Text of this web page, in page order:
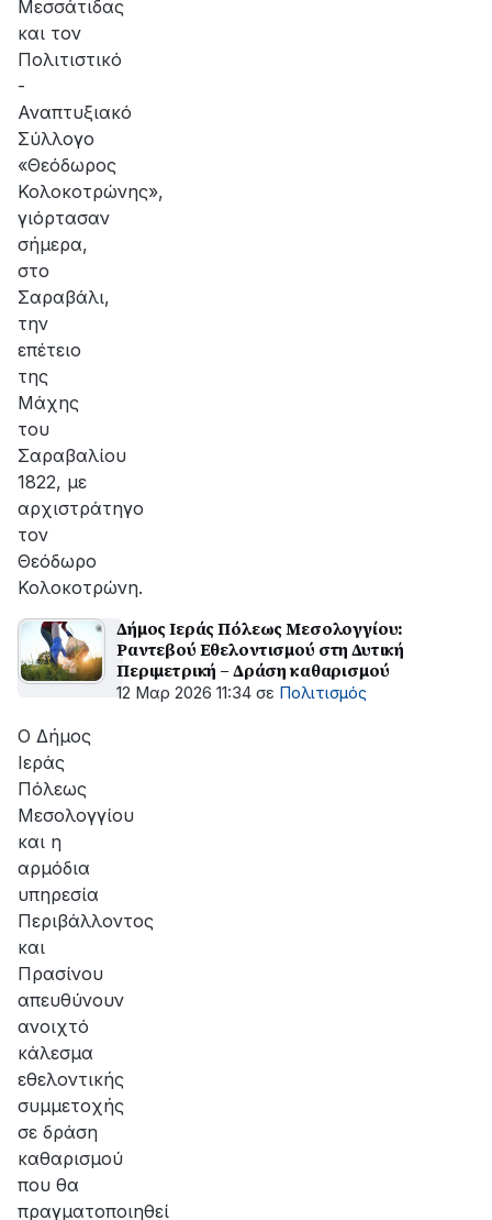
Μεσσάτιδας
και τον
Πολιτιστικό
-
Αναπτυξιακό
Σύλλογο
«Θεόδωρος
Κολοκοτρώνης»,
γιόρτασαν
σήμερα,
στο
Σαραβάλι,
την
επέτειο
της
Μάχης
του
Σαραβαλίου
1822, με
αρχιστράτηγο
τον
Θεόδωρο
Κολοκοτρώνη.
Δήμος Ιεράς Πόλεως Μεσολογγίου:
Ραντεβού Εθελοντισμού στη Δυτική
Περιμετρική – Δράση καθαρισμού
12 Μαρ 2026 11:34 σε Πολιτισμός
Ο Δήμος
Ιεράς
Πόλεως
Μεσολογγίου
και η
αρμόδια
υπηρεσία
Περιβάλλοντος
και
Πρασίνου
απευθύνουν
ανοιχτό
κάλεσμα
εθελοντικής
συμμετοχής
σε δράση
καθαρισμού
που θα
πραγματοποιηθεί